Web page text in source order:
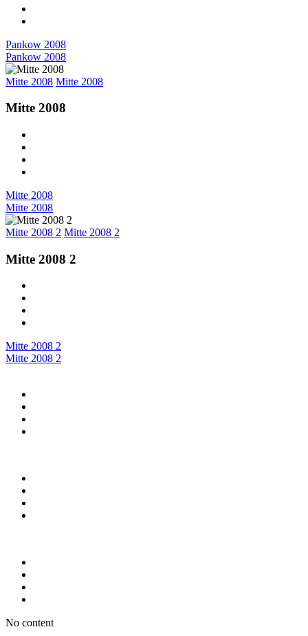
Pankow 2008
Pankow 2008
Mitte 2008 Mitte 2008
Mitte 2008
Mitte 2008
Mitte 2008
Mitte 2008 2 Mitte 2008 2
Mitte 2008 2
Mitte 2008 2
Mitte 2008 2
No content